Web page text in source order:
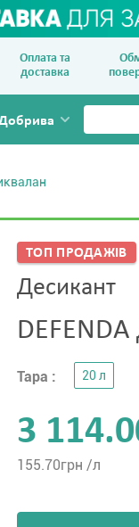
Оплата та
доставка
ТОП ПРОДАЖIВ
Десикант
Тара : 20 л
3
155.70грн /л